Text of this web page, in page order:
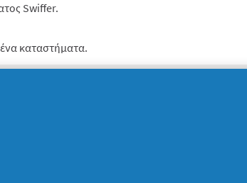
Swiffer.
καταστήματα.